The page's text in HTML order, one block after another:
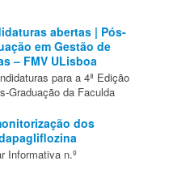
abertas | Pós-
em Gestão de
– FMV ULisboa
para a 4ª Edição
Graduação da Faculda
dos
Informativa n.º